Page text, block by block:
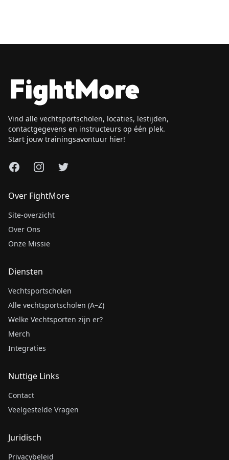
Vind alle vechtsportscholen, locaties, lestijden,
contactgegevens en instructeurs op één plek.
Start jouw trainingsavontuur hier!
FacebookInstagram
X
Over FightMore
Site-overzicht
Over Ons
Onze Missie
Diensten
Vechtsportscholen
Alle vechtsportscholen (A–Z)
Welke Vechtsporten zijn er?
Merch
Integraties
Nuttige Links
Contact
Veelgestelde Vragen
Juridisch
Privacybeleid